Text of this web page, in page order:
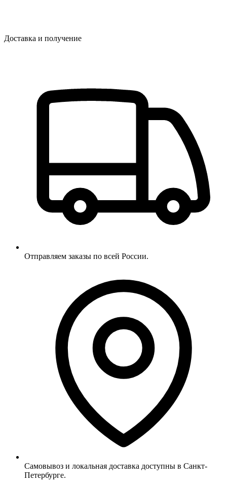
Доставка и получение
Отправляем заказы по всей России.
Самовывоз и локальная доставка доступны в Санкт-
Петербурге.